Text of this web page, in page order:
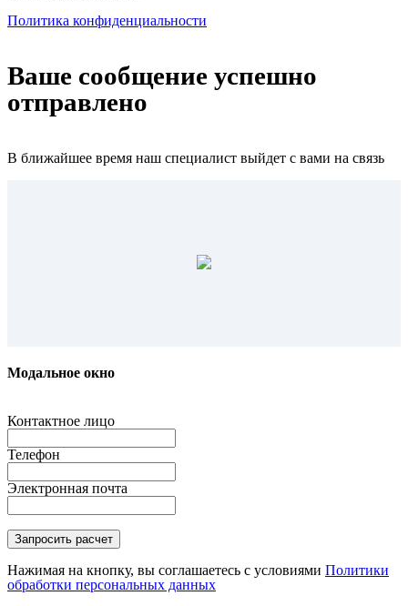
Политика конфиденциальности
Ваше сообщение успешно
отправлено
В ближайшее время наш специалист выйдет с вами на связь
Модальное окно
Контактное лицо
Телефон
Электронная почта
Нажимая на кнопку, вы соглашаетесь с условиями Политики
обработки персональных данных